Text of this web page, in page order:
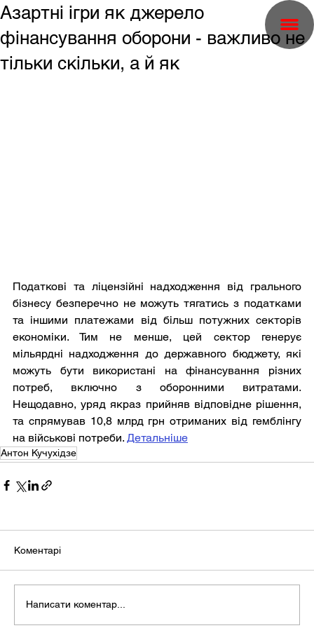
Азартні ігри як джерело
фінансування оборони - важливо не
тільки скільки, а й як
Податкові та ліцензійні надходження від грального
бізнесу безперечно не можуть тягатись з податками
та іншими платежами від більш потужних секторів
економіки. Тим не менше, цей сектор генерує
мільярдні надходження до державного бюджету, які
можуть бути використані на фінансування різних
потреб, включно з оборонними витратами.
Нещодавно, уряд якраз прийняв відповідне рішення,
та спрямував 10,8 млрд грн отриманих від гемблінгу
на військові потреби. Детальніше
Антон Кучухідзе
Коментарі
Написати коментар...